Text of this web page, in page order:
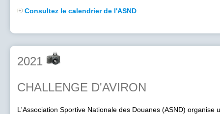
Consultez le calendrier de l'ASND
2021
CHALLENGE D'AVIRON
L'Association Sportive Nationale des Douanes (ASND) organise